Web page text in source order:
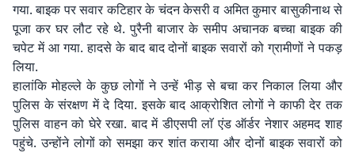
गया. बाइक पर सवार कटिहार के चंदन केसरी व अमित कुमार बासुकीनाथ से
पूजा कर घर लौट रहे थे. पुरैनी बाजार के समीप अचानक बच्चा बाइक की
चपेट में आ गया. हादसे के बाद बाद दोनों बाइक सवारों को ग्रामीणों ने पकड़
लिया.
हालांकि मोहल्ले के कुछ लोगों ने उन्हें भीड़ से बचा कर निकाल लिया और
पुलिस के संरक्षण में दे दिया. इसके बाद आक्रोशित लोगों ने काफी देर तक
पुलिस वाहन को घेरे रखा. बाद में डीएसपी लाॅ एंड ऑर्डर नेशार अहमद शाह
पहुंचे. उन्होंने लोगों को समझा कर शांत कराया और दोनों बाइक सवारों को